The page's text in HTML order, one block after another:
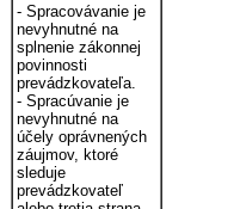
- Spracovávanie je
nevyhnutné na
splnenie zákonnej
povinnosti
prevádzkovateľa.
- Spracúvanie je
nevyhnutné na
účely oprávnených
záujmov, ktoré
sleduje
prevádzkovateľ